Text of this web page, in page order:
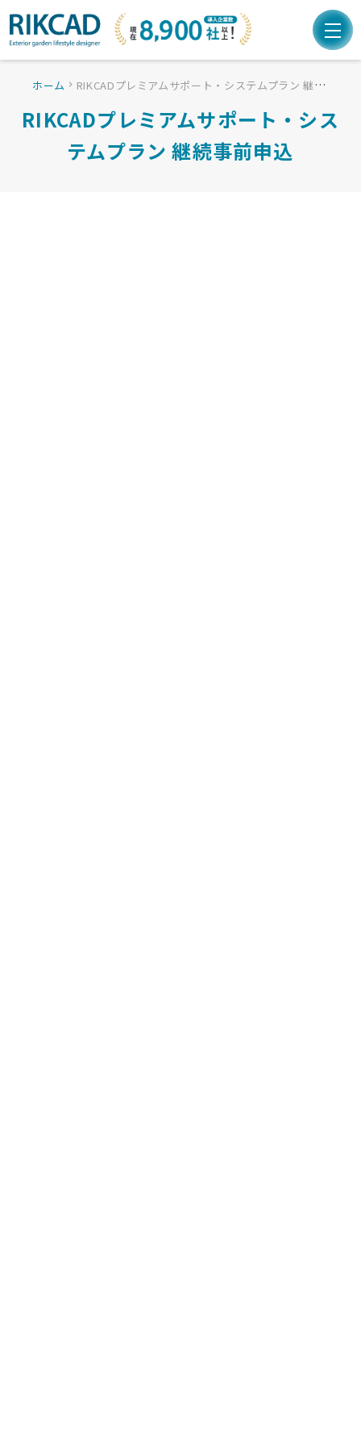
ホーム chevron_right RIKCADプレミアムサポート・システムプラン 継続事前申込
RIKCADプレミアムサポート・シス
テムプラン 継続事前申込